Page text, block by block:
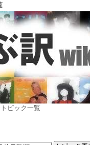
ピック一覧